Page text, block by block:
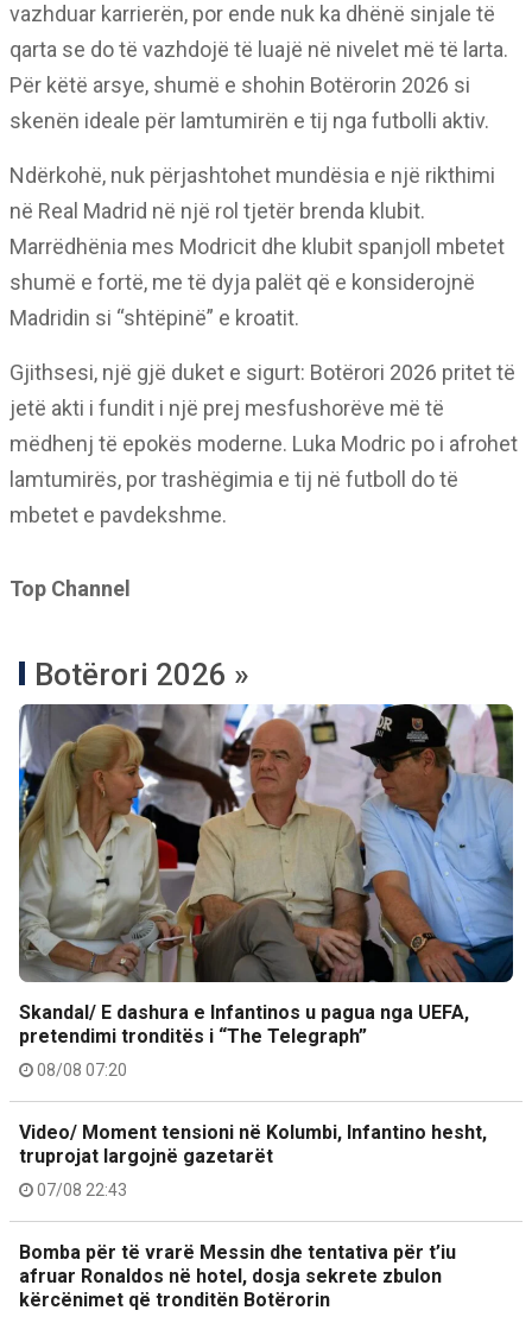
vazhduar karrierën, por ende nuk ka dhënë sinjale të
qarta se do të vazhdojë të luajë në nivelet më të larta.
Për këtë arsye, shumë e shohin Botërorin 2026 si
skenën ideale për lamtumirën e tij nga futbolli aktiv.
Ndërkohë, nuk përjashtohet mundësia e një rikthimi
në Real Madrid në një rol tjetër brenda klubit.
Marrëdhënia mes Modricit dhe klubit spanjoll mbetet
shumë e fortë, me të dyja palët që e konsiderojnë
Madridin si “shtëpinë” e kroatit.
Gjithsesi, një gjë duket e sigurt: Botërori 2026 pritet të
jetë akti i fundit i një prej mesfushorëve më të
mëdhenj të epokës moderne. Luka Modric po i afrohet
lamtumirës, por trashëgimia e tij në futboll do të
mbetet e pavdekshme.
Top Channel
Botërori 2026 »
Skandal/ E dashura e Infantinos u pagua nga UEFA,
pretendimi tronditës i “The Telegraph”
08/08 07:20
Video/ Moment tensioni në Kolumbi, Infantino hesht,
truprojat largojnë gazetarët
07/08 22:43
Bomba për të vrarë Messin dhe tentativa për t’iu
afruar Ronaldos në hotel, dosja sekrete zbulon
kërcënimet që tronditën Botërorin